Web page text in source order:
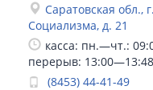
Саратовская обл.,
Социализма, д. 21
касса: пн.—чт.:
перерыв:
(8453) 44-41-49